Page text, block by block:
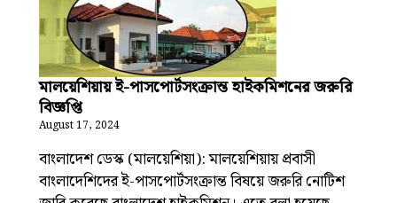
মালয়েশিয়ায় ই-পাসপোর্টসংক্রান্ত হাইকমিশনের জরুরি
বিজ্ঞপ্তি
August 17, 2024
বাংলাদেশ ডেস্ক (মালয়েশিয়া): মালয়েশিয়ায় প্রবাসী
বাংলাদেশিদের ই-পাসপোর্টসংক্রান্ত বিষয়ে জরুরি নোটিশ